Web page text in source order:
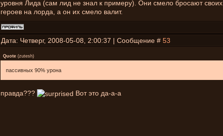
уровня Лида (сам лид не знал к примеру). Они смело бросают своих
героев на лорда, а он их смело валит.
Дата: Четверг, 2008-05-08, 2:00:37 | Сообщение # 53
Quote (zutesh)
пассивных 90% урона
правда??? Вот это да-а-а